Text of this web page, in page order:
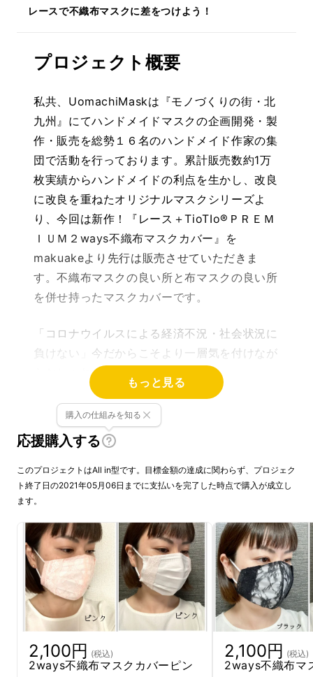
レースで不織布マスクに差をつけよう！
プロジェクト概要
私共、UomachiMaskは『モノづくりの街・北
九州』にてハンドメイドマスクの企画開発・製
作・販売を総勢１６名のハンドメイド作家の集
団で活動を行っております。累計販売数約1万
枚実績からハンドメイドの利点を生かし、改良
に改良を重ねたオリジナルマスクシリーズよ
り、今回は新作！『レース＋TioTIo®ＰＲＥＭ
ＩＵＭ２ways不織布マスクカバー』を
makuakeより先行は販売させていただきま
す。不織布マスクの良い所と布マスクの良い所
を併せ持ったマスクカバーです。
「コロナウイルスによる経済不況・社会状況に
負けない」 今だからこそより一層気を付けなが
らおしゃれを楽しみましょう！！！
プロジェクト詳細
最近の社会情勢は不織布マスク着用義務のお
店・病院が増えてく中、私共は何か気がすすみ
もっと見る
応援購入する
購入の仕組みを知る
このプロジェクトはAll in型です。目標金額の達成に関わらず、プロジェク
ト終了日の2021年05月06日までに支払いを完了した時点で購入が成立し
ます。
2,100円 (税込)
2ways不織布マスクカバーピン
2,100円 (税込)
2ways不織布マ